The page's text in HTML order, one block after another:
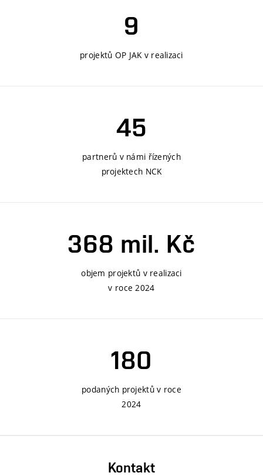
9
projektů OP JAK v realizaci
45
partnerů v námi řízených
projektech NCK
368 mil. Kč
objem projektů v realizaci
v roce 2024
180
podaných projektů v roce
2024
Kontakt